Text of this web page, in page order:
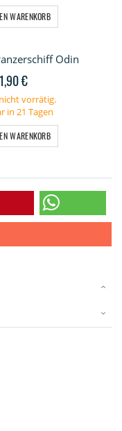
WARENKORB
Odin
€
vorrätig.
in 21 Tagen
WARENKORB